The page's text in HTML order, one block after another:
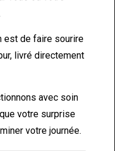
de faire sourire
livré directement
avec soin
votre surprise
votre journée.